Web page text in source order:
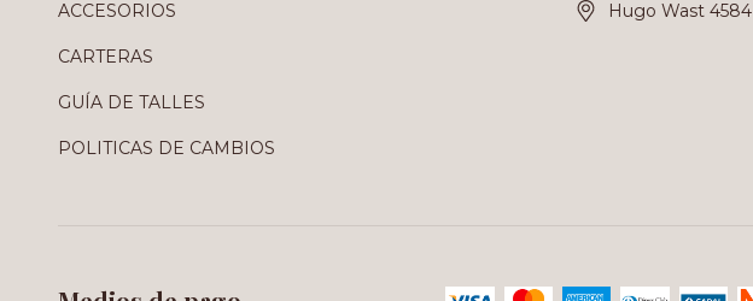
ACCESORIOS
CARTERAS
GUÍA DE TALLES
POLITICAS DE CAMBIOS
Hugo Wast 4584